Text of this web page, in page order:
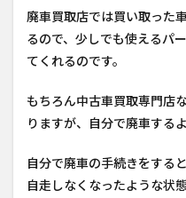
廃車買取店では買い取った
るので、少しでも使えるパ
てくれるのです。
もちろん中古車買取専門店
りますが、自分で廃車する
自分で廃車の手続きをする
自走しなくなったような状